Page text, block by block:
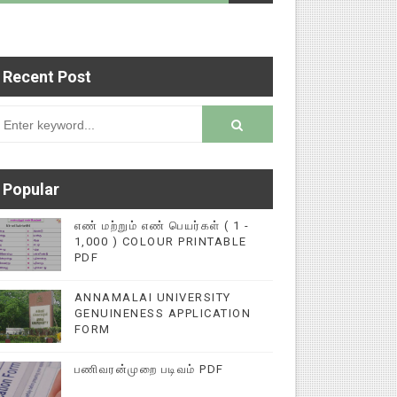
மின்னல் கல்விச் செய்தி இணையதளத்தில்
Recent Post
Popular
எண் மற்றும் எண் பெயர்கள் ( 1 -
1,000 ) COLOUR PRINTABLE
PDF
ANNAMALAI UNIVERSITY
GENUINENESS APPLICATION
FORM
பணிவரன்முறை படிவம் PDF